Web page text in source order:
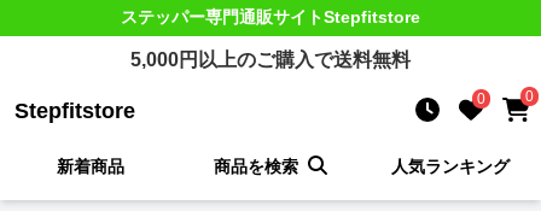
ステッパー専門通販サイトStepfitstore
5,000円以上のご購入で送料無料
Stepfitstore 0 0
新着商品 商品を検索 人気ランキング